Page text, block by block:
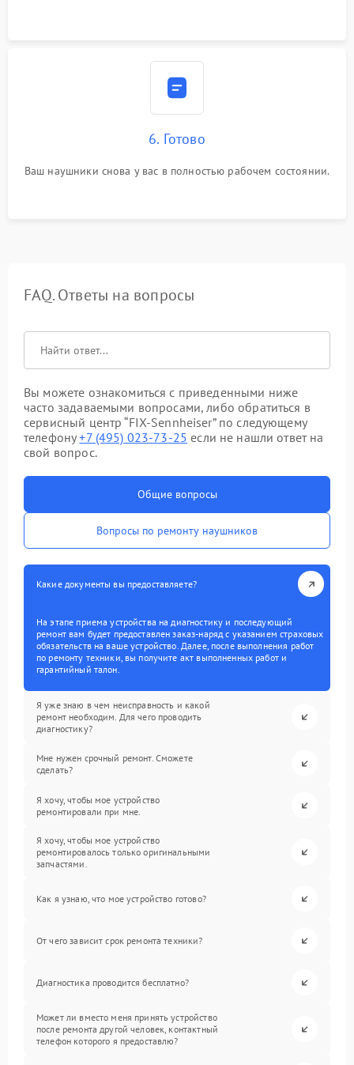
6. Готово
Ваш наушники снова у вас в полностью рабочем состоянии.
FAQ. Ответы на вопросы
Вы можете ознакомиться с приведенными ниже
часто задаваемыми вопросами, либо обратиться в
сервисный центр “FIX-Sennheiser” по следующему
телефону+7 (495) 023-73-25 если не нашли ответ на
свой вопрос.
Общие вопросы
Вопросы по ремонту наушников
Какие документы вы предоставляете?
На этапе приема устройства на диагностику и последующий
ремонт вам будет предоставлен заказ-наряд с указанием страховых
обязательств на ваше устройство. Далее, после выполнения работ
по ремонту техники, вы получите акт выполненных работ и
гарантийный талон.
Я уже знаю в чем неисправность и какой
ремонт необходим. Для чего проводить
диагностику?
Мне нужен срочный ремонт. Сможете
сделать?
Я хочу, чтобы мое устройство
ремонтировали при мне.
Я хочу, чтобы мое устройство
ремонтировалось только оригинальными
запчастями.
Как я узнаю, что мое устройство готово?
От чего зависит срок ремонта техники?
Диагностика проводится бесплатно?
Может ли вместо меня принять устройство
после ремонта другой человек, контактный
телефон которого я предоставлю?